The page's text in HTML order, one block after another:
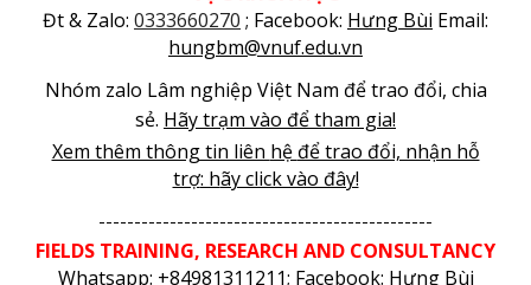
Đt & Zalo: 0333660270 ; Facebook: Hưng Bùi Email:
hungbm@vnuf.edu.vn
Nhóm zalo Lâm nghiệp Việt Nam để trao đổi, chia
sẻ. Hãy trạm vào để tham gia!
Xem thêm thông tin liên hệ để trao đổi, nhận hỗ
trợ: hãy click vào đây!
-----------------------------------------------
FIELDS TRAINING, RESEARCH AND CONSULTANCY
Whatsapp: +84981311211; Facebook: Hưng Bùi